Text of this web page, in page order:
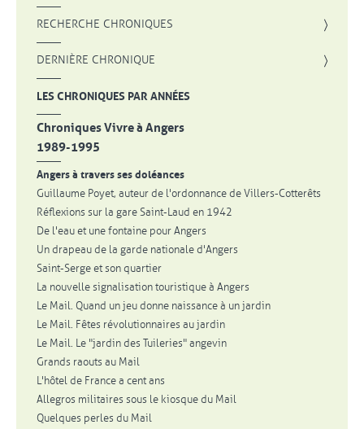
RECHERCHE CHRONIQUES , OUVRE UNE NOUVELLE FENÊTRE
DERNIÈRE CHRONIQUE
LES CHRONIQUES PAR ANNÉES
Chroniques Vivre à Angers
1989-1995
Angers à travers ses doléances
Guillaume Poyet, auteur de l'ordonnance de Villers-Cotterêts
Réflexions sur la gare Saint-Laud en 1942
De l'eau et une fontaine pour Angers
Un drapeau de la garde nationale d'Angers
Saint-Serge et son quartier
La nouvelle signalisation touristique à Angers
Le Mail. Quand un jeu donne naissance à un jardin
Le Mail. Fêtes révolutionnaires au jardin
Le Mail. Le "jardin des Tuileries" angevin
Grands raouts au Mail
L'hôtel de France a cent ans
Allegros militaires sous le kiosque du Mail
Quelques perles du Mail